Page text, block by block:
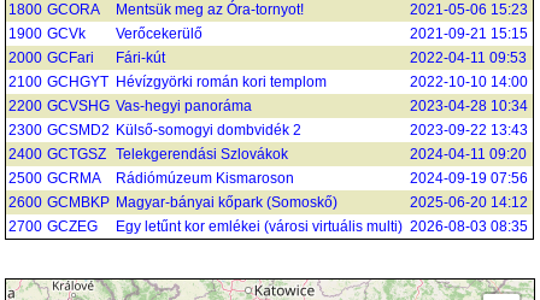
1800 GCORA Mentsük meg az Óra-tornyot!
2021-05-06 15:23
1900 GCVk Verőcekerülő
2021-09-21 15:15
2000 GCFari Fári-kút
2022-04-11 09:53
2100 GCHGYT Hévízgyörki román kori templom
2022-10-10 14:00
2200 GCVSHG Vas-hegyi panoráma
2023-04-28 10:34
2300 GCSMD2 Külső-somogyi dombvidék 2
2023-09-22 13:43
2400 GCTGSZ Telekgerendási Szlovákok
2024-04-11 09:20
2500 GCRMA Rádiómúzeum Kismaroson
2024-09-19 07:56
2600 GCMBKP Magyar-bányai kőpark (Somoskő)
2025-06-20 14:12
2700 GCZEG Egy letűnt kor emlékei (városi virtuális multi) 2026-08-03 08:35